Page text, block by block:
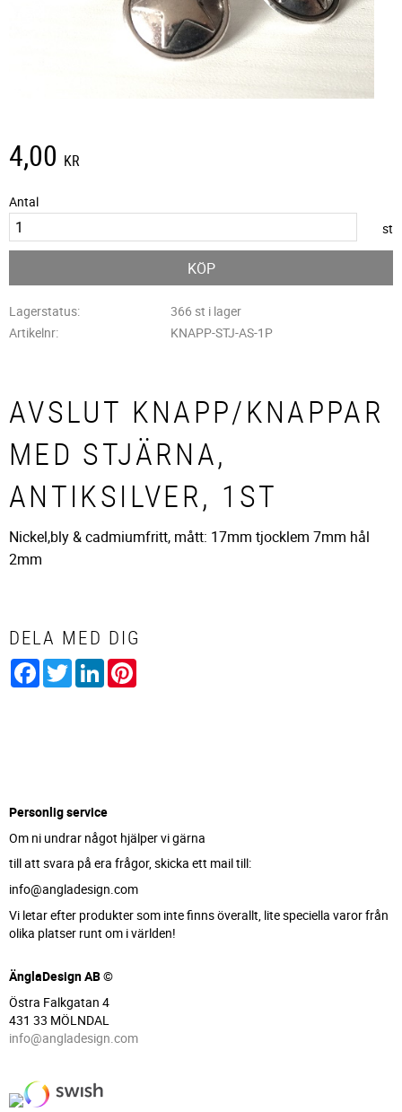
4,00 KR
Antal
st
KÖP
Lagerstatus
366 st i lager
Artikelnr
KNAPP-STJ-AS-1P
AVSLUT KNAPP/KNAPPAR
MED STJÄRNA,
ANTIKSILVER, 1ST
Nickel,bly & cadmiumfritt, mått: 17mm tjocklem 7mm hål
2mm
DELA MED DIG
Facebook
TwitterLinkedIn
Personlig service
Om ni undrar något hjälper vi gärna
till att svara på era frågor, skicka ett mail till:
info@angladesign.com
Vi letar efter produkter som inte finns överallt, lite speciella varor från
olika platser runt om i världen!
ÄnglaDesign AB ©
Östra Falkgatan 4
431 33 MÖLNDAL
info@angladesign.com